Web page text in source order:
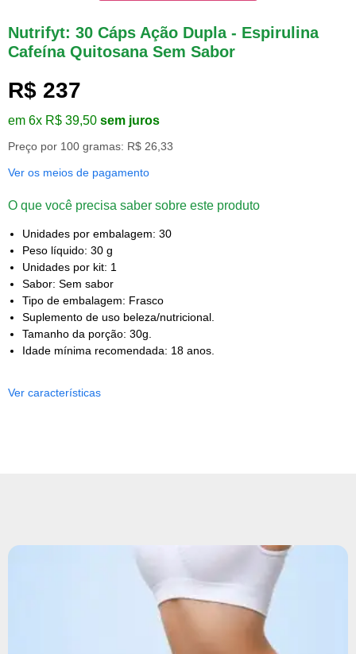
Nutrifyt: 30 Cáps Ação Dupla - Espirulina
Cafeína Quitosana Sem Sabor
R$ 237
em 6x R$ 39,50 sem juros
Preço por 100 gramas: R$ 26,33
Ver os meios de pagamento
O que você precisa saber sobre este produto
Unidades por embalagem: 30
Peso líquido: 30 g
Unidades por kit: 1
Sabor: Sem sabor
Tipo de embalagem: Frasco
Suplemento de uso beleza/nutricional.
Tamanho da porção: 30g.
Idade mínima recomendada: 18 anos.
Ver características